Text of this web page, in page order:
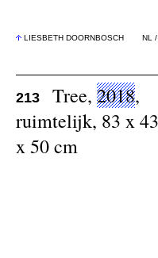
LIESBETH DOORNBOSCH NL /
213 Tree, 2018,
ruimtelijk, 83 x 43
x 50 cm